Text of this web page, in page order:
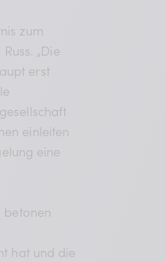
zum
„Die
erst
einleiten
eine
betonen
hat und die